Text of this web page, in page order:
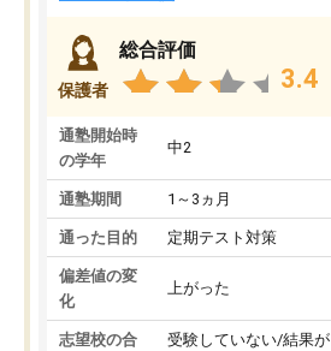
保護者
総合評価
3.4
通塾開始時
の学年
中2
通塾期間 1～3ヵ月
通った目的 定期テスト対策
偏差値の変
化
上がった
志望校の合
受験していない/結果が